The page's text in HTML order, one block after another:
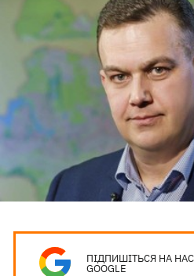
ПІДПИШІТЬСЯ НА
GOOGLE